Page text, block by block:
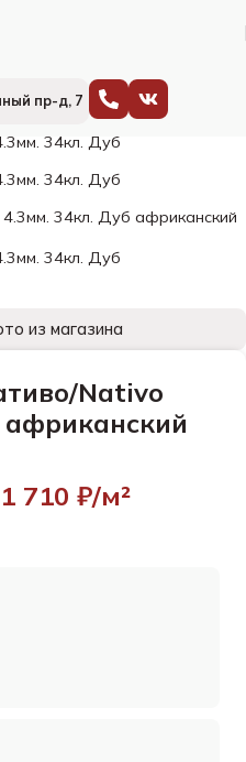
пр-д, 7
Nativo
из магазина
Nativo
1 710 ₽/м²